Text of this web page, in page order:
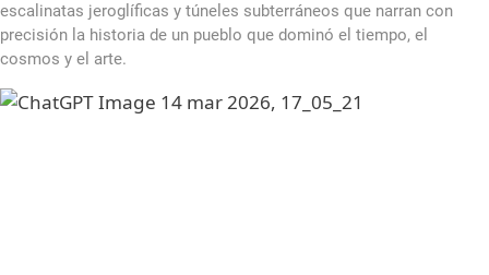
escalinatas jeroglíficas y túneles subterráneos que narran con
precisión la historia de un pueblo que dominó el tiempo, el
cosmos y el arte.